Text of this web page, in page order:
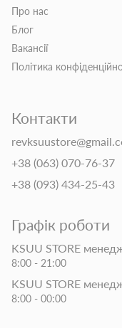
Про нас
Блог
Вакансії
Політика
Контакти
+38 (063) 070-76-37
+38 (093) 434-25-43
Графік роботи
KSUU STORE
8:00 - 21:00
KSUU STORE
8:00 - 00:00